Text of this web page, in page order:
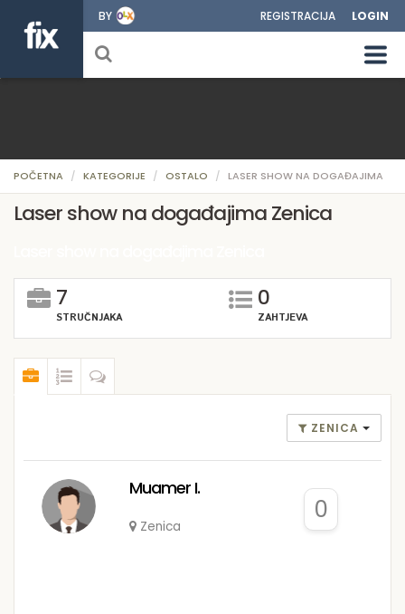
BY REGISTRACIJA LOGIN
POČETNA KATEGORIJE OSTALO LASER SHOW NA DOGAĐAJIMA
Laser show na događajima Zenica
7
STRUČNJAKA
0
ZAHTJEVA
ZENICA
Muamer I.
Zenica
0